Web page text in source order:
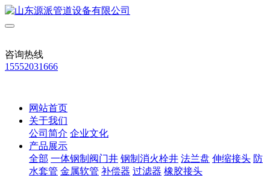
咨询热线
15552031666
网站首页
关于我们
公司简介 企业文化
产品展示
全部 一体钢制阀门井 钢制消火栓井 法兰盘 伸缩接头 防
水套管 金属软管 补偿器 过滤器 橡胶接头